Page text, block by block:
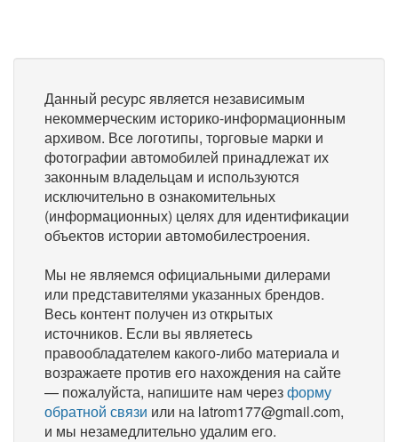
Данный ресурс является независимым
некоммерческим историко-информационным
архивом. Все логотипы, торговые марки и
фотографии автомобилей принадлежат их
законным владельцам и используются
исключительно в ознакомительных
(информационных) целях для идентификации
объектов истории автомобилестроения.
Мы не являемся официальными дилерами
или представителями указанных брендов.
Весь контент получен из открытых
источников. Если вы являетесь
правообладателем какого-либо материала и
возражаете против его нахождения на сайте
— пожалуйста, напишите нам черезформу
обратной связи или на latrom177@gmail.com,
и мы незамедлительно удалим его.